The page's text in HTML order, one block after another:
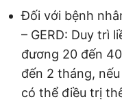
Đối với bệnh
– GERD: Duy trì
đương 20 đến
đến 2 tháng,
có thể điều trị